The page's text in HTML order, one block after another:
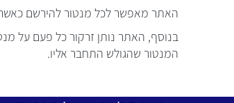
האתר מאפשר לכל מנטור להירשם
בנוסף, האתר נותן זרקור כל פעם על
המנטור שהגולש התחבר אליו.